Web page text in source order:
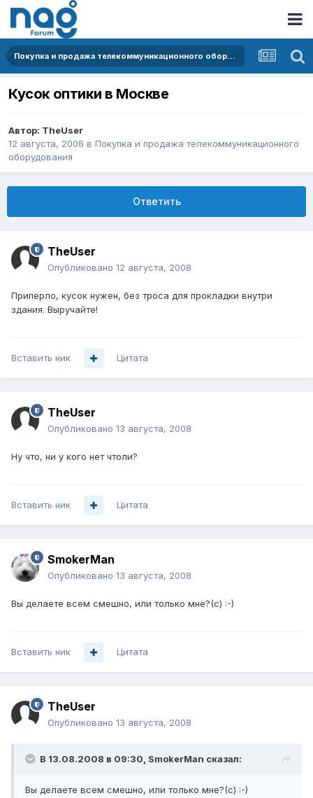
Покупка и продажа телекоммуникационного оборудования
Кусок оптики в Москве
Автор: TheUser
12 августа, 2008 в Покупка и продажа телекоммуникационного
оборудования
Ответить
TheUser
Опубликовано 12 августа, 2008
Приперло, кусок нужен, без троса для прокладки внутри
здания. Выручайте!
Вставить ник Цитата
TheUser
Опубликовано 13 августа, 2008
Ну что, ни у кого нет чтоли?
Вставить ник Цитата
SmokerMan
Опубликовано 13 августа, 2008
Вы делаете всем смешно, или только мне?(с) :-)
Вставить ник Цитата
TheUser
Опубликовано 13 августа, 2008
В 13.08.2008 в 09:30, SmokerMan сказал:
Вы делаете всем смешно, или только мне?(с) :-)